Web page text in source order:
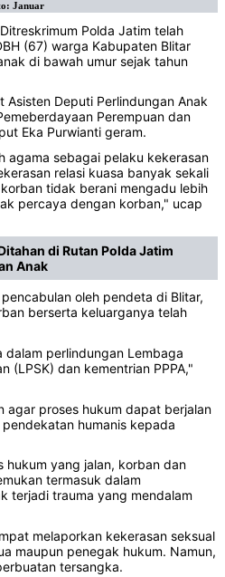
Januar
Polda Jatim telah
(67) warga Kabupaten Blitar
di bawah umur sejak tahun
Deputi Perlindungan Anak
Perempuan dan
Eka Purwianti geram.
agama sebagai pelaku kekerasan
relasi kuasa banyak sekali
tidak berani mengadu lebih
percaya dengan korban," ucap
di Rutan Polda Jatim
Anak
oleh pendeta di Blitar,
berserta keluarganya telah
perlindungan Lembaga
(LPSK) dan kementrian PPPA,"
agar proses hukum dapat berjalan
humanis kepada
hukum yang jalan, korban dan
termasuk dalam
terjadi trauma yang mendalam
melaporkan kekerasan seksual
maupun penegak hukum. Namun,
tersangka.